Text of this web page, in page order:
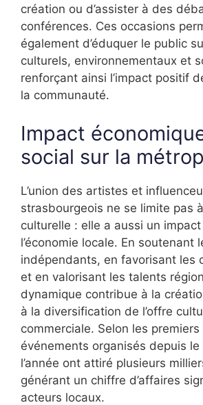
création ou d’assister à des
conférences. Ces occasions
également d’éduquer le public
culturels, environnementaux et
renforçant ainsi l’impact positif
la communauté.
Impact
social sur la
L’union des artistes et
strasbourgeois ne se limite pas
culturelle : elle a aussi un
l’économie locale. En soutenant
indépendants, en favorisant les
et en valorisant les talents
dynamique contribue à la
à la diversification de l’offre
commerciale. Selon les
événements organisés depuis
l’année ont attiré plusieurs
générant un chiffre d’affaires
acteurs locaux.